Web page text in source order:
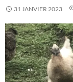
31 JANVIER 2023